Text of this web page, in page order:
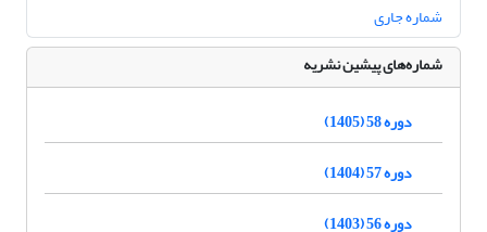
شماره جاری
شماره‌های پیشین نشریه
دوره 58 (1405)
دوره 57 (1404)
دوره 56 (1403)